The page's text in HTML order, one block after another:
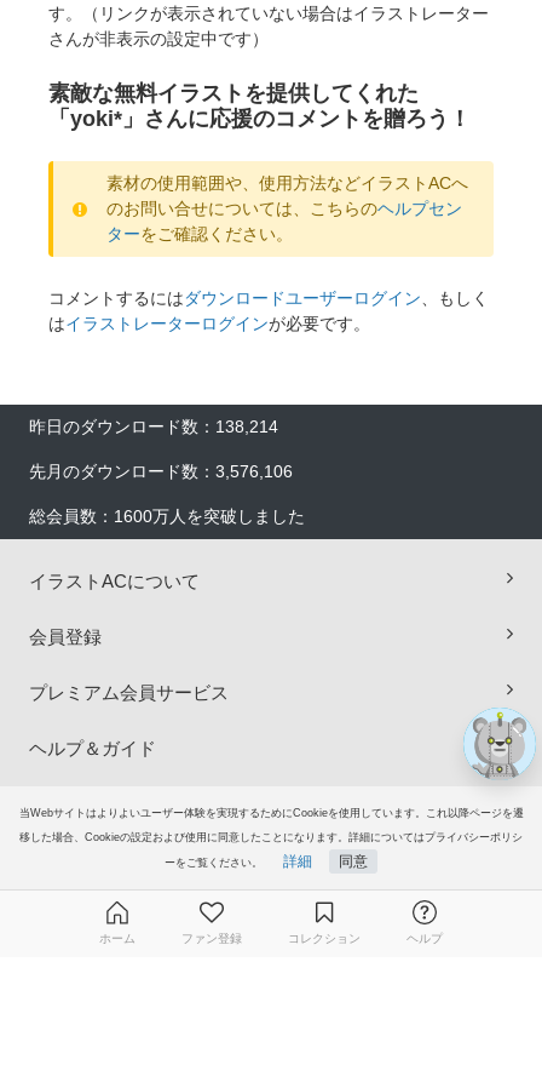
当Webサイトはよりよいユーザー体験を実現するためにCookieを使用しています。これ以降ページを遷
移した場合、Cookieの設定および使用に同意したことになります。詳細についてはプライバシーポリシ
ーをご覧ください。 詳細 同意
す。（リンクが表示されていない場合はイラストレーター
さんが非表示の設定中です）
素敵な無料イラストを提供してくれた
「yoki*」さんに応援のコメントを贈ろう！
素材の使用範囲や、使用方法などイラストACへ
のお問い合せについては、こちらのヘルプセン
ターをご確認ください。
コメントするにはダウンロードユーザーログイン 、もしく
はイラストレーターログインが必要です。
昨日のダウンロード数：138,214
先月のダウンロード数：3,576,106
総会員数：1600万人を突破しました
イラストACについて
会員登録
プレミアム会員サービス
ヘルプ＆ガイド
グループサイト
ご意見・ご要望
© 2006-2026 イラストAC
ホーム ファン登録 コレクション ヘルプ